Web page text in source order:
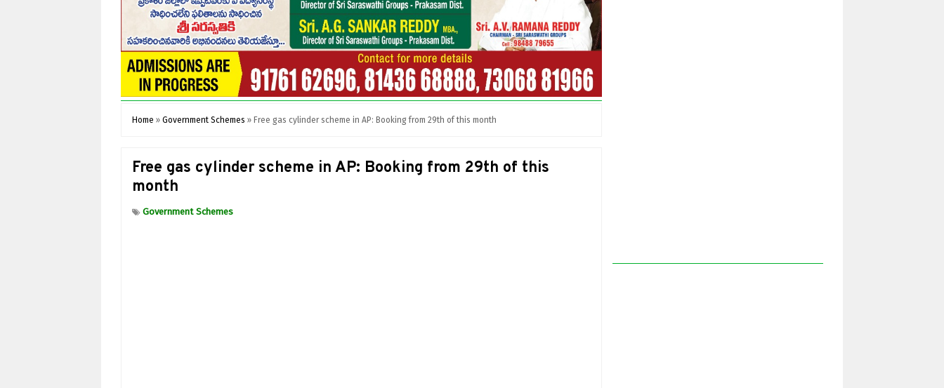
Home » Government Schemes » Free gas cylinder scheme in AP: Booking from 29th of this month
Free gas cylinder scheme in AP: Booking from 29th of this
month
Government Schemes